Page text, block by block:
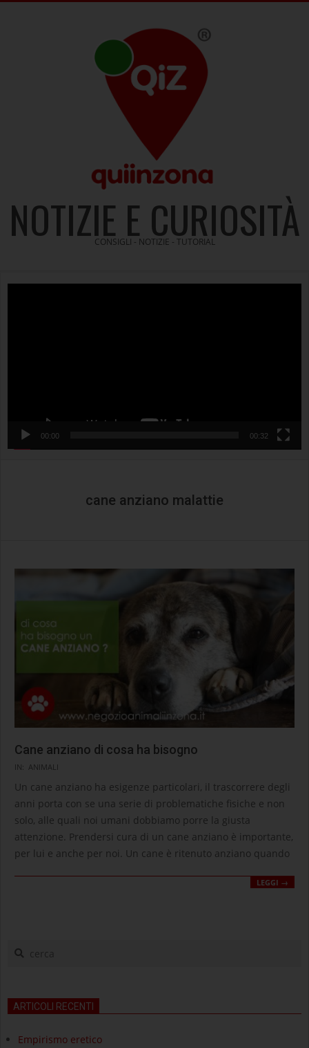
NOTIZIE E CURIOSITÀ
CONSIGLI - NOTIZIE - TUTORIAL
00:00 00:32
cane anziano malattie
Cane anziano di cosa ha bisogno
2021-
02-
23
IN: ANIMALI
Un cane anziano ha esigenze particolari, il trascorrere degli
anni porta con se una serie di problematiche fisiche e non
solo, alle quali noi umani dobbiamo porre la giusta
attenzione. Prendersi cura di un cane anziano è importante,
per lui e anche per noi. Un cane è ritenuto anziano quando
LEGGI →
cerca
ARTICOLI RECENTI
Empirismo eretico